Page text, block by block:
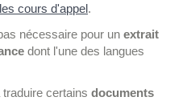
cours d'appel.
nécessaire pour un extrait
dont l'une des langues
certains documents